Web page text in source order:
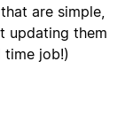
are simple,
updating them
job!)